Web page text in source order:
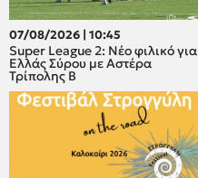
07/08/2026 | 10:45
Super League 2: Νέο φιλικό για
Ελλάς Σύρου με Αστέρα
Τρίπολης Β